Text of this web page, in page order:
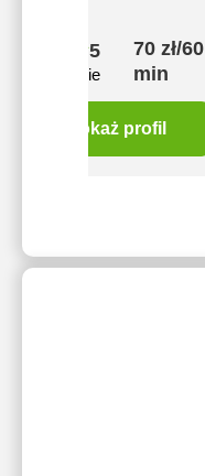
5
2 opinie
70 zł/60
min
Pokaż profil